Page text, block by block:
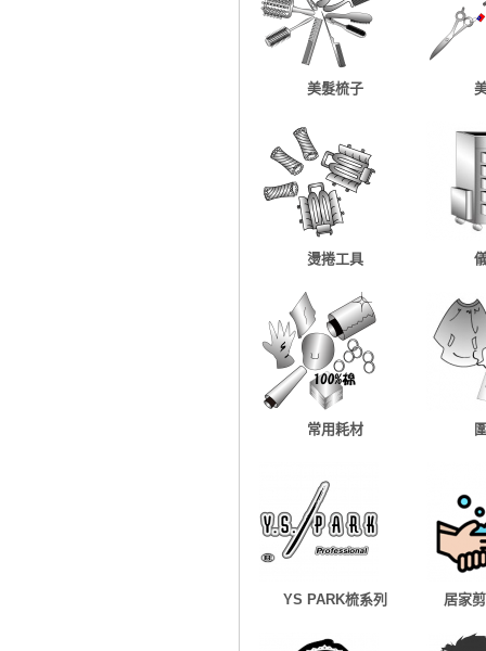
美髮梳子
燙捲工具
常用耗材
YS PARK梳系列 居家